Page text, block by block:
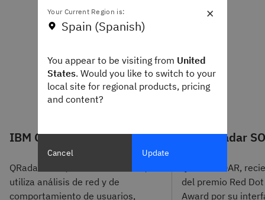
IBM QRadar SIEM
QRadar SIEM, líder del mercado,
utiliza análisis de red y de
comportamiento de usuarios,
IBM QRadar
QRadar SOAR,
del premio Red
Award por su
×
Your Current Region is:
Spain (Spanish)
You appear to be visiting from United
States. Would you like to switch to your
local site for regional products, pricing
and content?
Cancel Update